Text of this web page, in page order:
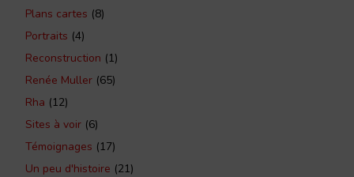
Plans cartes (8)
Portraits (4)
Reconstruction (1)
Renée Muller (65)
Rha (12)
Sites à voir (6)
Témoignages (17)
Un peu d'histoire (21)